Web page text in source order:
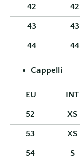
42 42
43 43
44 44
Cappelli
EU INT
52 XS
53 XS
54 S